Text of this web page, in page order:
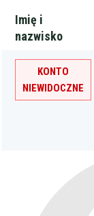
Filtry
Imię i
nazwisko
KONTO
NIEWIDOCZNE